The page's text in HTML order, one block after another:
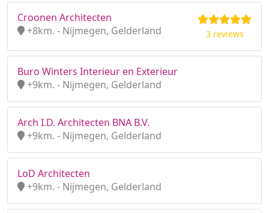
Croonen Architecten
+8km. - Nijmegen, Gelderland
3 reviews
Buro Winters Interieur en Exterieur
+9km. - Nijmegen, Gelderland
Arch I.D. Architecten BNA B.V.
+9km. - Nijmegen, Gelderland
LoD Architecten
+9km. - Nijmegen, Gelderland